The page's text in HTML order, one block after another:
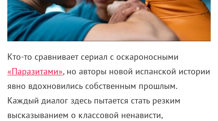
Кто-то сравнивает сериал с оскароносными
«Паразитами», но авторы новой испанской истории
явно вдохновились собственным прошлым.
Каждый диалог здесь пытается стать резким
высказыванием о классовой ненависти,